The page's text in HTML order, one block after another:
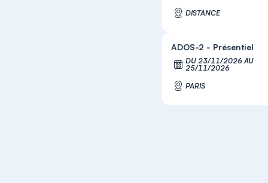
DISTANCE
ADOS-2 - Présentiel
DU 23/11/2026 AU
25/11/2026
PARIS